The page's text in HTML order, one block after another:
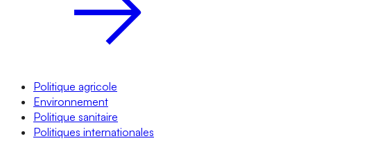
Politique agricole
Environnement
Politique sanitaire
Politiques internationales